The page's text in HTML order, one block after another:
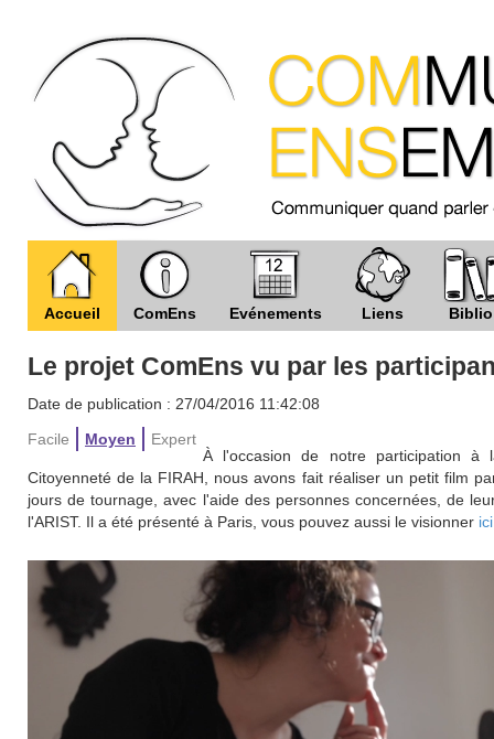
Accueil ComEns Evénements Liens Biblio
Le projet ComEns vu par les
Date de publication : 27/04/2016 11:42:08
Facile
Moyen
Expert
À l'occasion de notre participation à
Citoyenneté de la FIRAH, nous avons fait réaliser un petit film
jours de tournage, avec l'aide des personnes concernées, de
l'ARIST. Il a été présenté à Paris, vous pouvez aussi le visionner ici